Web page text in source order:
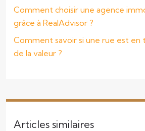
Comment choisir une agence
grâce à RealAdvisor ?
Comment savoir si une rue est en
de la valeur ?
Articles similaires